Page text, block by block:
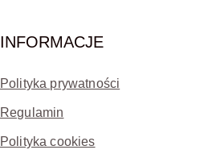
INFORMACJE
Polityka prywatności
Regulamin
Polityka cookies